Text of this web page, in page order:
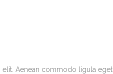
Aenean commodo ligula eget